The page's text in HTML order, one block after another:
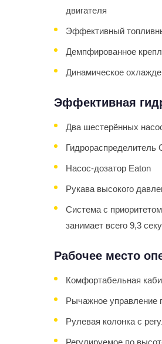
двигателя
Эффективный
Демпфированное
Динамическое
Эффективная
Два шестерённых
Насос-дозатор Eaton
Рукава высокого
Система с
занимает всего 9,3
Рабочее место
Комфортабельная
Рычажное управление
Рулевая колонка с
Регулируемое по